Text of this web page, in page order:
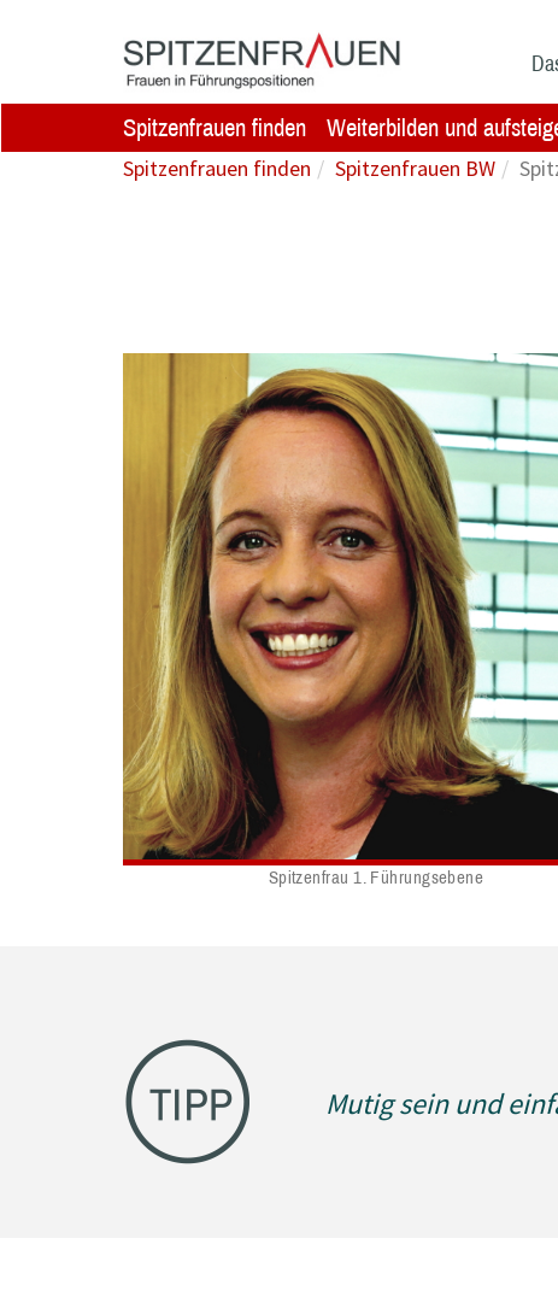
Spitzenfrauen finden Weiterbilden und
Spitzenfrauen finden Spitzenfrauen BW
Spitzenfrau 1. Führungsebene
Mutig sein und